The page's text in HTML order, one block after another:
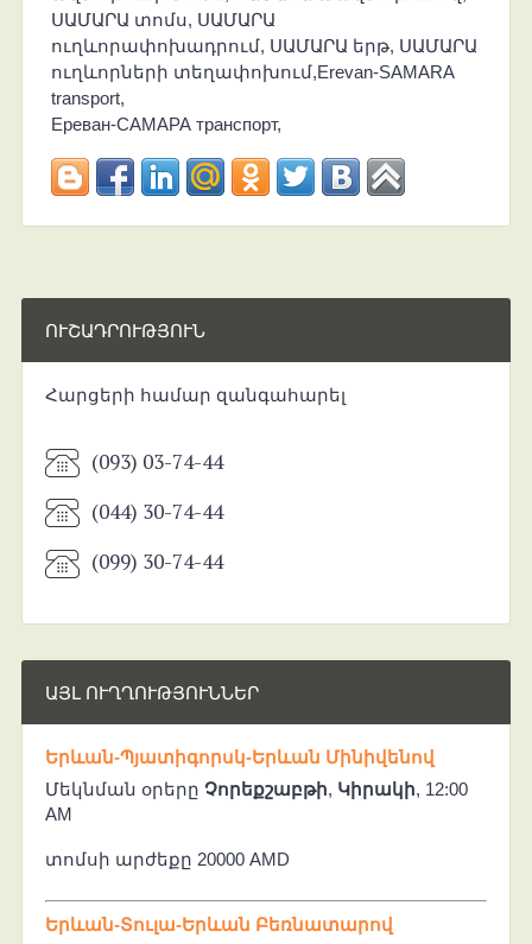
ՍԱՄԱՐԱ տոմս, ՍԱՄԱՐԱ
ուղևորափոխադրում, ՍԱՄԱՐԱ երթ, ՍԱՄԱՐԱ
ուղևորների տեղափոխում,Erevan-SAMARA
transport,
Ереван-САМАРА транспорт,
ՈՒՇԱԴՐՈՒԹՅՈՒՆ
Հարցերի համար զանգահարել
(093) 03-74-44
(044) 30-74-44
(099) 30-74-44
ԱՅԼ ՈՒՂՂՈՒԹՅՈՒՆՆԵՐ
Երևան-Պյատիգորսկ-Երևան Մինիվենով
Մեկնման օրերը Չորեքշաբթի, Կիրակի, 12:00
AM
տոմսի արժեքը 20000 AMD
Երևան-Տուլա-Երևան Բեռնատարով